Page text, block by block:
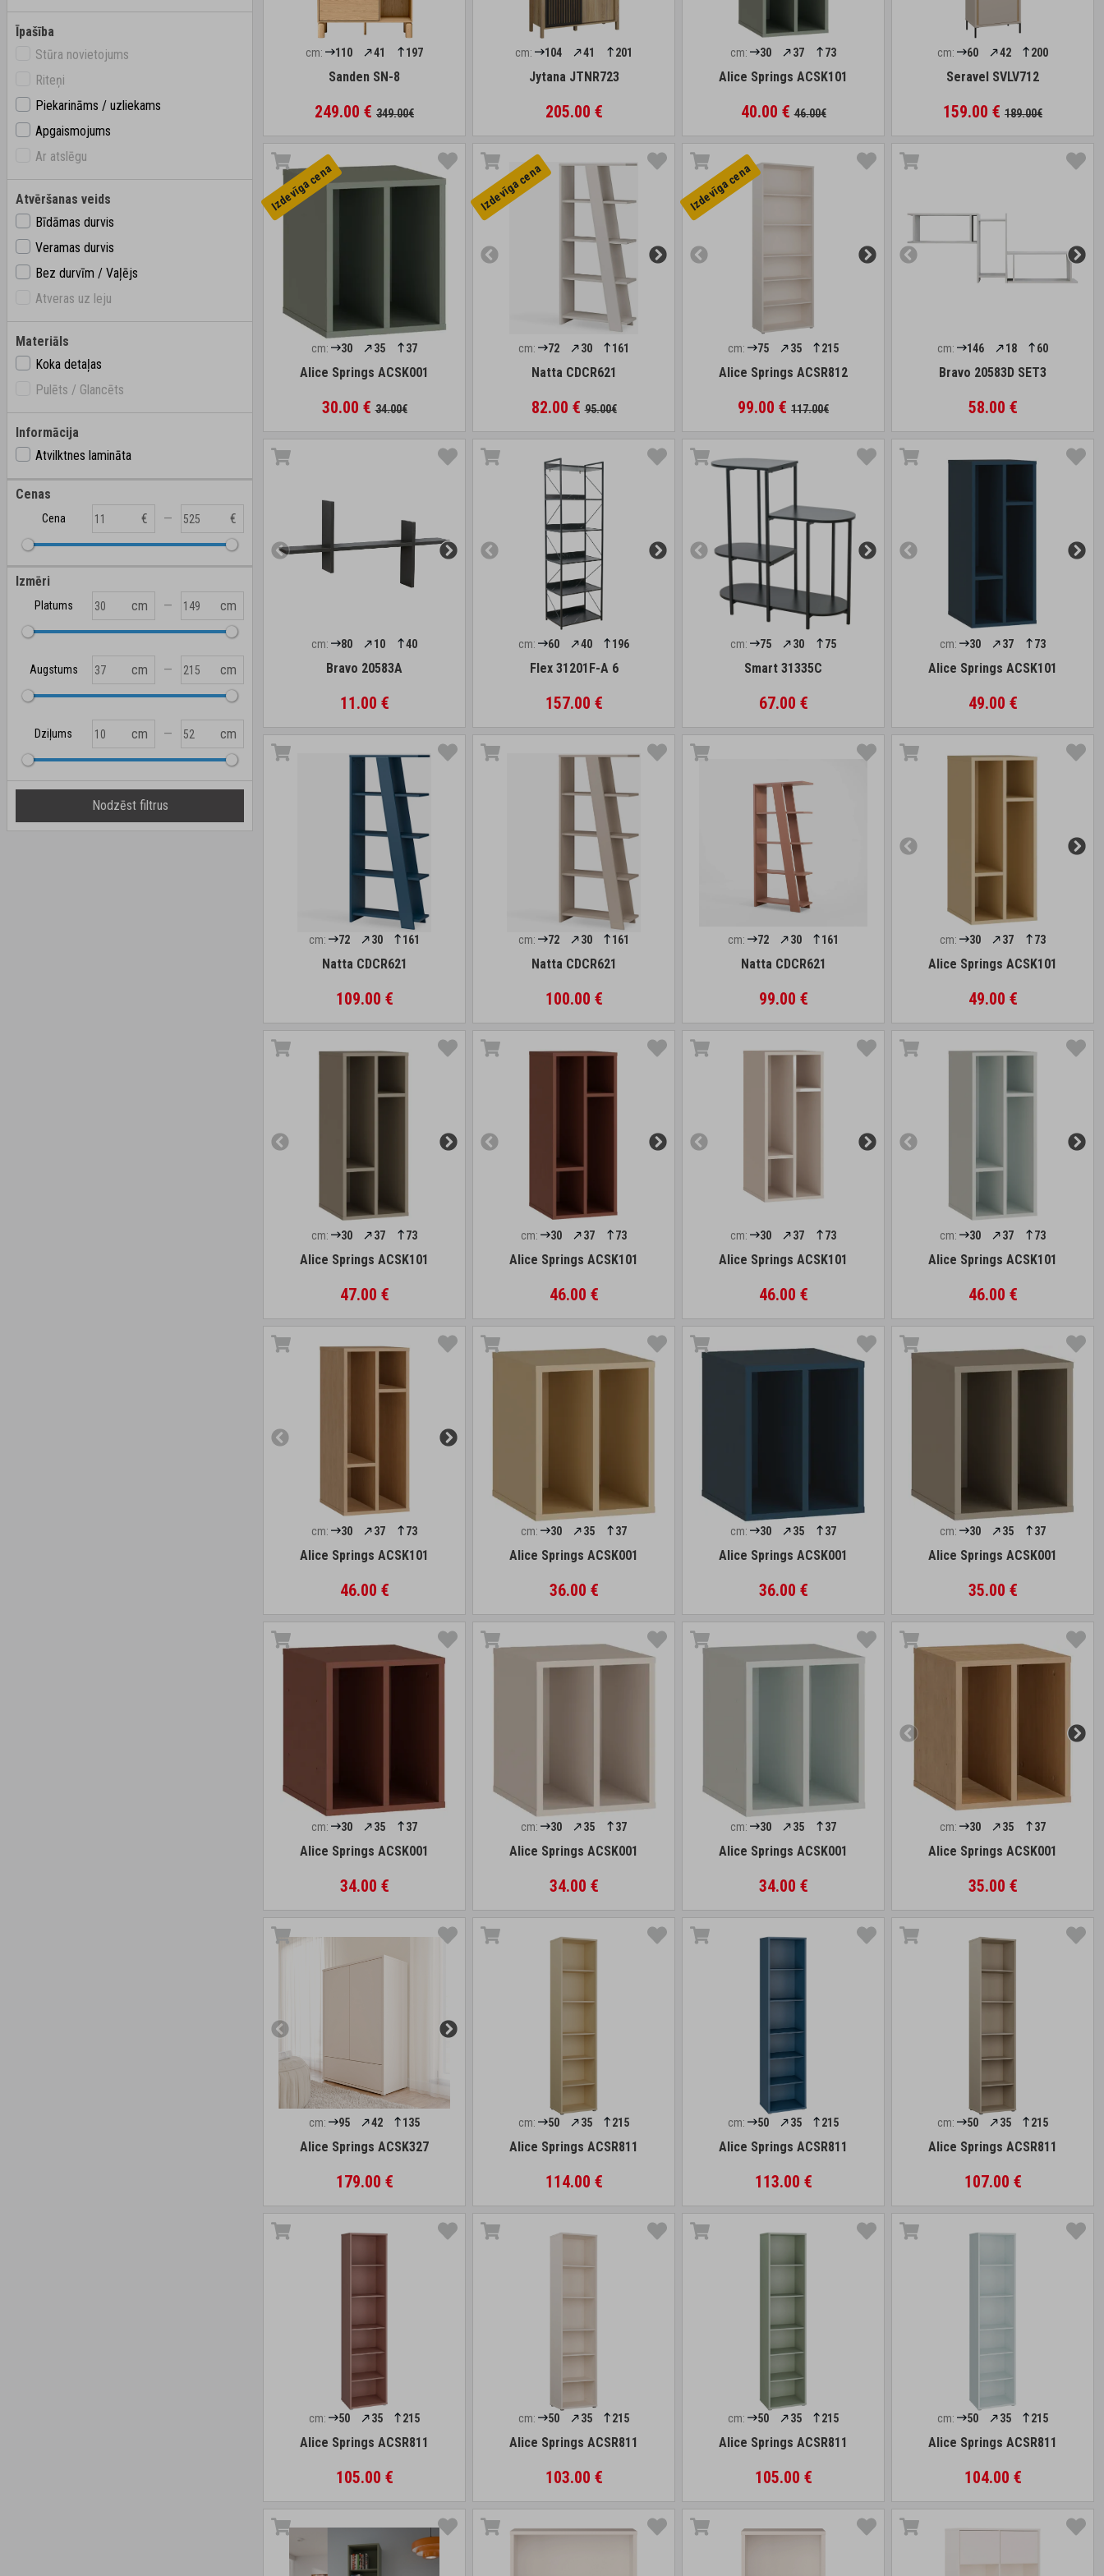
Īpašība
Stūra novietojums
Riteņi
Piekarināms / uzliekams
Apgaismojums
Ar atslēgu
Atvēršanas veids
Bīdāmas durvis
Veramas durvis
Bez durvīm / Vaļējs
Atveras uz leju
Materiāls
Koka detaļas
Pulēts / Glancēts
Informācija
Atvilktnes lamināta
Cenas
Cena € — €
Izmēri
Platums cm — cm
Augstums cm — cm
Dziļums cm — cm
Nodzēst filtrus
cm: 110 41 197
Sanden SN-8
249.00 € 349.00€
cm: 104 41 201
Jytana JTNR723
205.00 €
cm: 30 37 73
Alice Springs ACSK101
40.00 €46.00€
cm: 60 42 200
Seravel SVLV712
159.00 € 189.00€
Izdevīga cena
cm: 30 35 37
Alice Springs ACSK001
30.00 €34.00€
Izdevīga cena
cm: 72 30 161
Natta CDCR621
82.00 €95.00€
Izdevīga cena
cm: 75 35 215
Alice Springs ACSR812
99.00 € 117.00€
cm: 146 18 60
Bravo 20583D SET3
58.00 €
cm: 80 10 40
Bravo 20583A
11.00 €
cm: 60 40 196
Flex 31201F-A 6
157.00 €
cm: 75 30 75
Smart 31335C
67.00 €
cm: 30 37 73
Alice Springs ACSK101
49.00 €
cm: 72 30 161
Natta CDCR621
109.00 €
cm: 72 30 161
Natta CDCR621
100.00 €
cm: 72 30 161
Natta CDCR621
99.00 €
cm: 30 37 73
Alice Springs ACSK101
49.00 €
cm: 30 37 73
Alice Springs ACSK101
47.00 €
cm: 30 37 73
Alice Springs ACSK101
46.00 €
cm: 30 37 73
Alice Springs ACSK101
46.00 €
cm: 30 37 73
Alice Springs ACSK101
46.00 €
cm: 30 37 73
Alice Springs ACSK101
46.00 €
cm: 30 35 37
Alice Springs ACSK001
36.00 €
cm: 30 35 37
Alice Springs ACSK001
36.00 €
cm: 30 35 37
Alice Springs ACSK001
35.00 €
cm: 30 35 37
Alice Springs ACSK001
34.00 €
cm: 30 35 37
Alice Springs ACSK001
34.00 €
cm: 30 35 37
Alice Springs ACSK001
34.00 €
cm: 30 35 37
Alice Springs ACSK001
35.00 €
cm: 95 42 135
Alice Springs ACSK327
179.00 €
cm: 50 35 215
Alice Springs ACSR811
114.00 €
cm: 50 35 215
Alice Springs ACSR811
113.00 €
cm: 50 35 215
Alice Springs ACSR811
107.00 €
cm: 50 35 215
Alice Springs ACSR811
105.00 €
cm: 50 35 215
Alice Springs ACSR811
103.00 €
cm: 50 35 215
Alice Springs ACSR811
105.00 €
cm: 50 35 215
Alice Springs ACSR811
104.00 €